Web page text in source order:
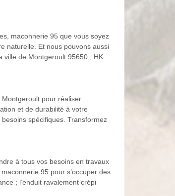
maconnerie 95 que vous soyez
naturelle. Et nous pouvons aussi
ville de Montgeroult 95650 ; HK
pour réaliser
et de durabilité à votre
spécifiques. Transformez
à tous vos besoins en travaux
95 pour s’occuper des
; l’enduit ravalement crépi